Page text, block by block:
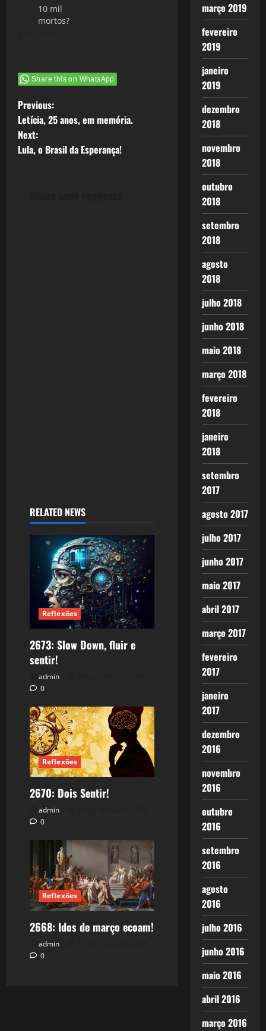
10 mil
mortos?
Share this on WhatsApp
P
o
s
Previous:
Letícia, 25 anos, em memória.
Next:
Lula, o Brasil da Esperança!
RELATED NEWS
Reflexões
2673: Slow Down, fluir e
sentir!
admin
0
Reflexões
2670: Dois Sentir!
admin
0
Reflexões
2668: Idos de março ecoam!
admin
0
março 2019
fevereiro
2019
janeiro
2019
dezembro
2018
novembro
2018
outubro
2018
setembro
2018
agosto
2018
julho 2018
junho 2018
maio 2018
março 2018
fevereiro
2018
janeiro
2018
setembro
2017
agosto 2017
julho 2017
junho 2017
maio 2017
abril 2017
março 2017
fevereiro
2017
janeiro
2017
dezembro
2016
novembro
2016
outubro
2016
setembro
2016
agosto
2016
julho 2016
junho 2016
maio 2016
abril 2016
março 2016